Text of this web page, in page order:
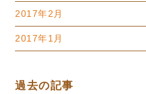
2017年2月
2017年1月
過去の記事